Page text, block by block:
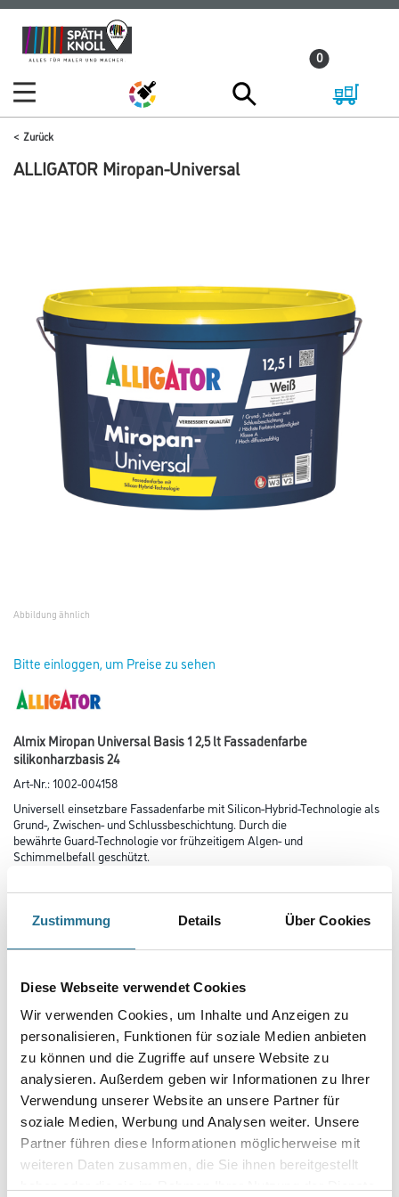
Zustimmung Details Über Cookies
Diese Webseite verwendet Cookies
Wir verwenden Cookies, um Inhalte und Anzeigen zu
personalisieren, Funktionen für soziale Medien anbieten
zu können und die Zugriffe auf unsere Website zu
analysieren. Außerdem geben wir Informationen zu Ihrer
Verwendung unserer Website an unsere Partner für
soziale Medien, Werbung und Analysen weiter. Unsere
Partner führen diese Informationen möglicherweise mit
weiteren Daten zusammen, die Sie ihnen bereitgestellt
Zum
Inhalt
Zum
Navigationsmenü
0
Zurück
ALLIGATOR Miropan-Universal
Abbildung ähnlich
Bitte einloggen, um Preise zu sehen
Almix Miropan Universal Basis 1 2,5 lt Fassadenfarbe
silikonharzbasis 24
Art-Nr.:1002-004158
Universell einsetzbare Fassadenfarbe mit Silicon-Hybrid-Technologie als
Grund-, Zwischen- und Schlussbeschichtung. Durch die
bewährte Guard-Technologie vor frühzeitigem Algen- und
Schimmelbefall geschützt.
Farbtonbezeichnung
Gebinde
Umrechnungsfaktoren